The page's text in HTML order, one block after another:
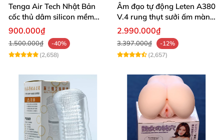
Tenga Air Tech Nhật Bản
cốc thủ dâm silicon mềm
mại trải nghiệm tuyệt vời
900.000₫
1.500.000₫
-40%
(2,658)
Âm đạo tự động Leten A380
V.4 rung thụt sưởi ấm màn
hình LCD đẹp hiện đại
2.990.000₫
3.397.000₫
-12%
(2,657)